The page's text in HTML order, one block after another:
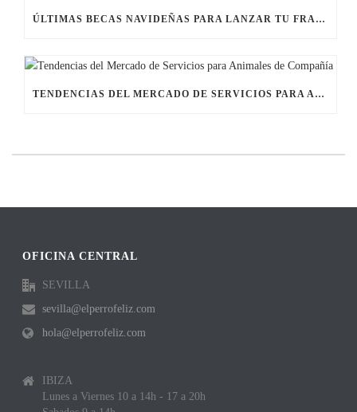
ÚLTIMAS BECAS NAVIDEÑAS PARA LANZAR TU FRANQUICIA DE ANIMALES DE COMPAÑÍA
TENDENCIAS DEL MERCADO DE SERVICIOS PARA ANIMALES DE COMPAÑÍA
OFICINA CENTRAL
SEVILLA
sevilla@elperrofeliz.com
hola@elperrofeliz.com
IBIZA
Lunes a Viernes 10 a 14h - 17 a 20h